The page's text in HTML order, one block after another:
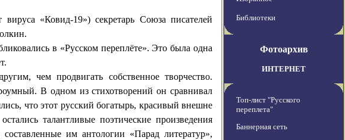
«Ковид-19») секретарь Союза писателей
.
в «Русском переплёте». Это была одна
чем продвигать собственное творчество.
В одном из стихотворений он сравнивал
что этот русский богатырь, красивый внешне
талантливые поэтические произведения
им антологии «Парад литератур»,
Библиотеки
Фотоархив
ИНТЕРНЕТ
Топ-лист "Русского
переплета"
Баннерная сеть